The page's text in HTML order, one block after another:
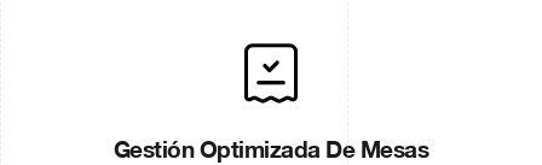
Gestión Optimizada De Mesas